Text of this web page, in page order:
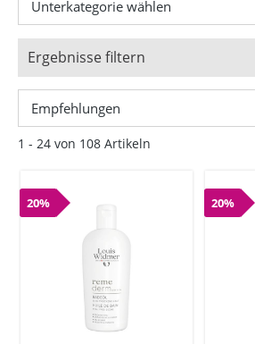
Ergebnisse filtern
1 - 24 von 108 Artikeln
20% 20%